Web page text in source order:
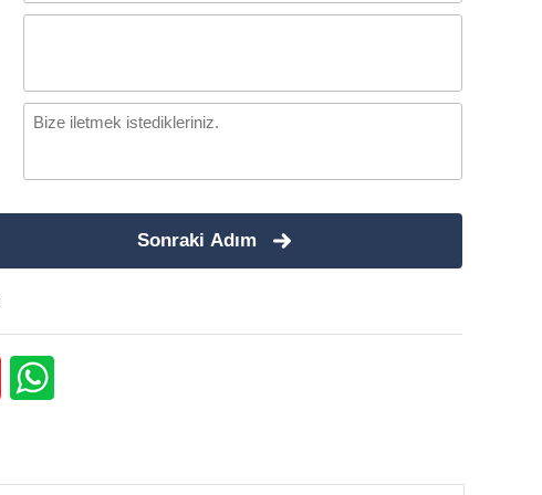
Sonraki Adım